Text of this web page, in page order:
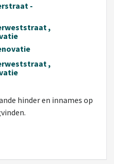
-
,
,
hinder en innames op